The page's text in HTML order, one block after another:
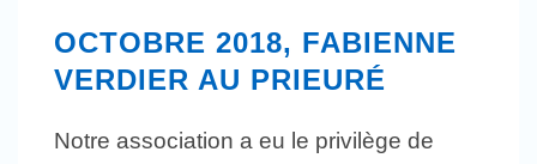
OCTOBRE 2018, FABIENNE
VERDIER AU PRIEURÉ
Notre association a eu le privilège de